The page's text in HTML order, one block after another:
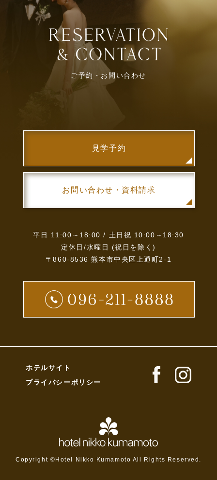
ご予約・お問い合わせ
見学予約
お問い合わせ・資料請求
平日 11:00～18:00 / 土日祝 10:00～18:30
定休日/水曜日 (祝日を除く)
〒860-8536 熊本市中央区上通町2-1
ホテルサイト
プライバシーポリシー
Copyright ©Hotel Nikko Kumamoto All Rights Reserved.